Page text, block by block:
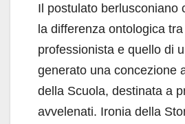
Il postulato berlusconiano
la differenza ontologica
professionista e quello di
generato una concezione
della Scuola, destinata a
avvelenati. Ironia della